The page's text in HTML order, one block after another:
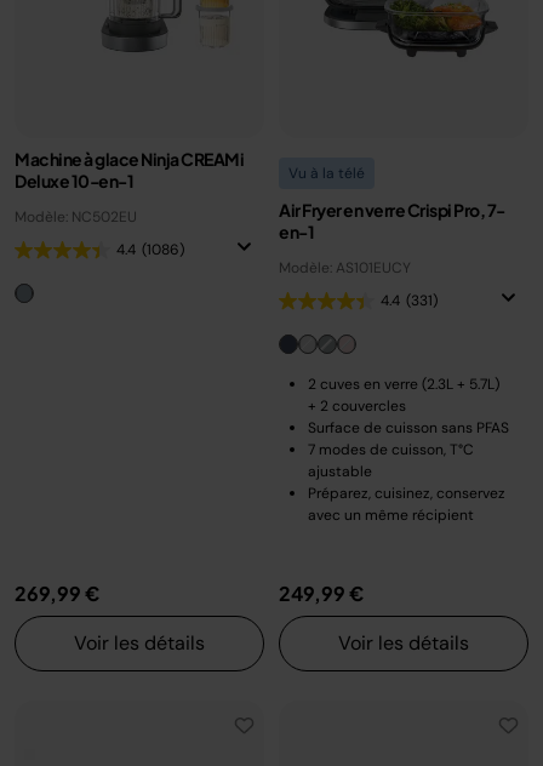
Machine à glace Ninja CREAMi
Deluxe 10-en-1
Modèle: NC502EU
4.4 (1086)
269,99 €
Voir les détails
Vu à la télé
Air Fryer en verre Crispi Pro, 7-
en-1
Modèle: AS101EUCY
4.4 (331)
2 cuves en verre (2.3L + 5.7L)
+ 2 couvercles
Surface de cuisson sans PFAS
7 modes de cuisson, T°C
ajustable
Préparez, cuisinez, conservez
avec un même récipient
249,99 €
Voir les détails